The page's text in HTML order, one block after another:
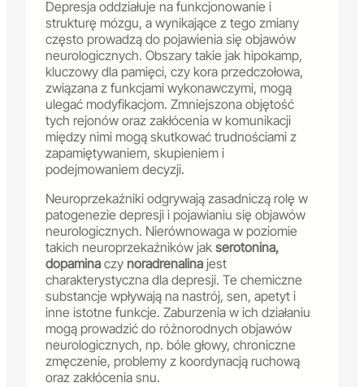
Depresja oddziałuje na funkcjonowanie i
strukturę mózgu, a wynikające z tego zmiany
często prowadzą do pojawienia się objawów
neurologicznych. Obszary takie jak hipokamp,
kluczowy dla pamięci, czy kora przedczołowa,
związana z funkcjami wykonawczymi, mogą
ulegać modyfikacjom. Zmniejszona objętość
tych rejonów oraz zakłócenia w komunikacji
między nimi mogą skutkować trudnościami z
zapamiętywaniem, skupieniem i
podejmowaniem decyzji.
Neuroprzekaźniki odgrywają zasadniczą rolę w
patogenezie depresji i pojawianiu się objawów
neurologicznych. Nierównowaga w poziomie
takich neuroprzekaźników jak serotonina,
dopamina czy noradrenalina jest
charakterystyczna dla depresji. Te chemiczne
substancje wpływają na nastrój, sen, apetyt i
inne istotne funkcje. Zaburzenia w ich działaniu
mogą prowadzić do różnorodnych objawów
neurologicznych, np. bóle głowy, chroniczne
zmęczenie, problemy z koordynacją ruchową
oraz zakłócenia snu.